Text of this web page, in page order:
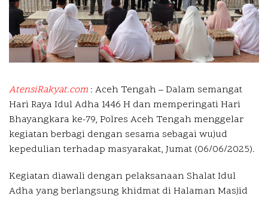
AtensiRakyat.com : Aceh Tengah – Dalam semangat
Hari Raya Idul Adha 1446 H dan memperingati Hari
Bhayangkara ke-79, Polres Aceh Tengah menggelar
kegiatan berbagi dengan sesama sebagai wujud
kepedulian terhadap masyarakat, Jumat (06/06/2025).
Kegiatan diawali dengan pelaksanaan Shalat Idul
Adha yang berlangsung khidmat di Halaman Masjid